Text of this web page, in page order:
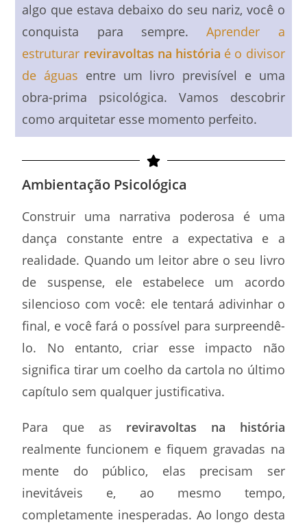
algo que estava debaixo do seu nariz, você o
conquista para sempre.Aprender a
estruturar reviravoltas na história é o divisor
de águas entre um livro previsível e uma
obra-prima psicológica. Vamos descobrir
como arquitetar esse momento perfeito.
Ambientação Psicológica
Construir uma narrativa poderosa é uma
dança constante entre a expectativa e a
realidade. Quando um leitor abre o seu livro
de suspense, ele estabelece um acordo
silencioso com você: ele tentará adivinhar o
final, e você fará o possível para surpreendê-
lo. No entanto, criar esse impacto não
significa tirar um coelho da cartola no último
capítulo sem qualquer justificativa.
Para que as reviravoltas na história
realmente funcionem e fiquem gravadas na
mente do público, elas precisam ser
inevitáveis e, ao mesmo tempo,
completamente inesperadas. Ao longo desta